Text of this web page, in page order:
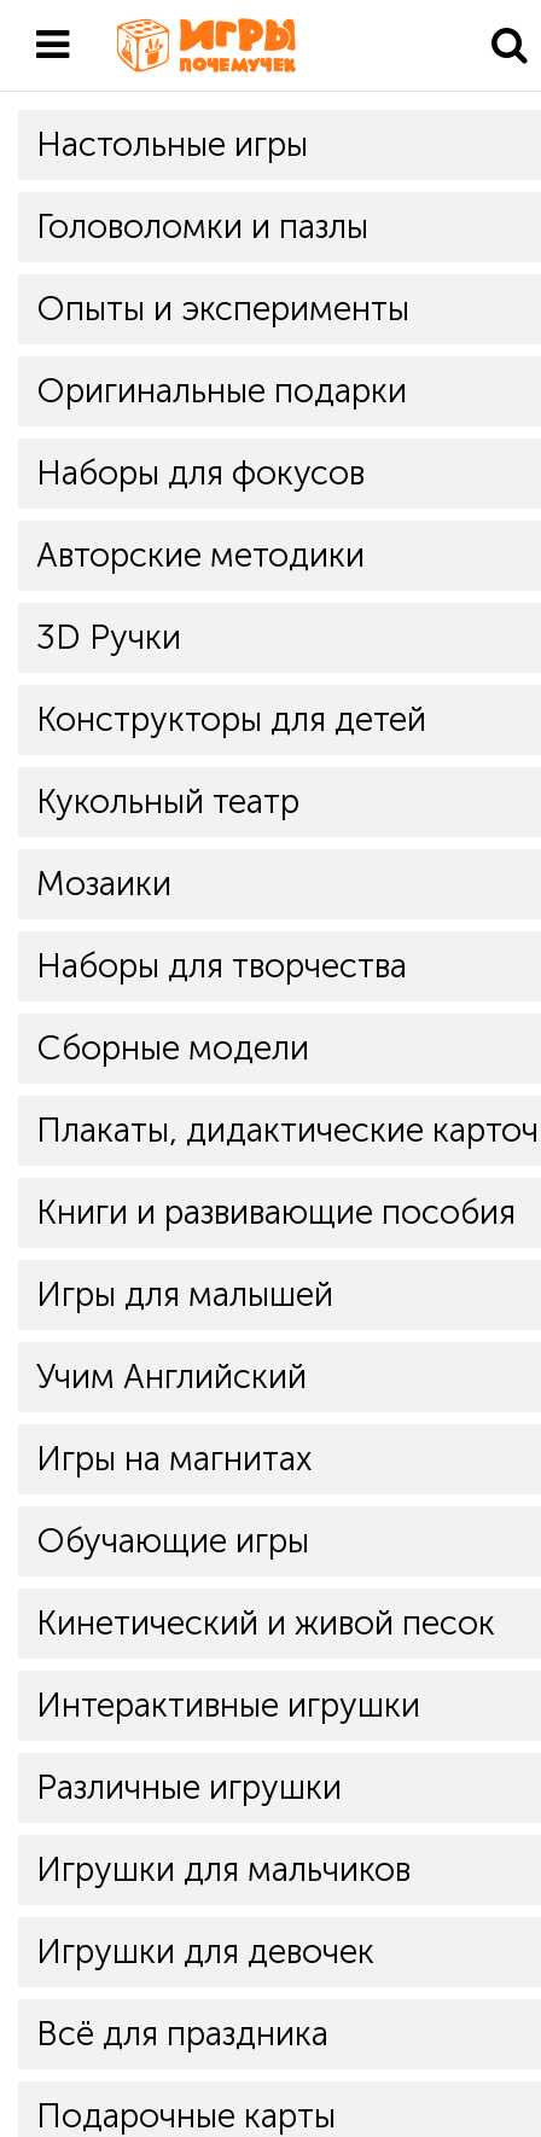
Настольные игры
Головоломки и пазлы
Опыты и эксперименты
Оригинальные подарки
Наборы для фокусов
Авторские методики
3D Ручки
Конструкторы для детей
Кукольный театр
Мозаики
Наборы для творчества
Сборные модели
Плакаты, дидактические
Книги и развивающие пособия
Игры для малышей
Учим Английский
Игры на магнитах
Обучающие игры
Кинетический и живой песок
Интерактивные игрушки
Различные игрушки
Игрушки для мальчиков
Игрушки для девочек
Всё для праздника
Подарочные карты